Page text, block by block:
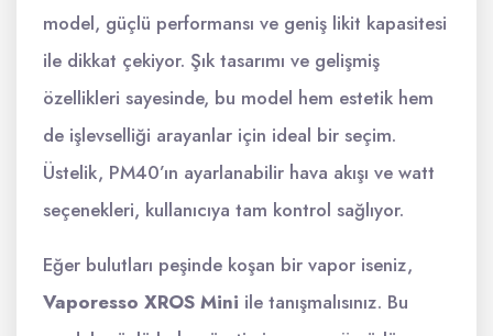
model, güçlü performansı ve geniş likit kapasitesi
ile dikkat çekiyor. Şık tasarımı ve gelişmiş
özellikleri sayesinde, bu model hem estetik hem
de işlevselliği arayanlar için ideal bir seçim.
Üstelik, PM40’ın ayarlanabilir hava akışı ve watt
seçenekleri, kullanıcıya tam kontrol sağlıyor.
Eğer bulutları peşinde koşan bir vapor iseniz,
Vaporesso XROS Mini ile tanışmalısınız. Bu